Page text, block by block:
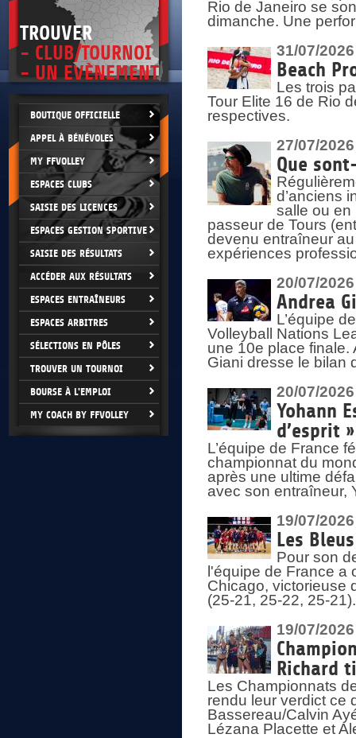
TROUVER
- CLUB/TOURNOI
- UN EVÈNEMENT
BOUTIQUE OFFICIELLE
APPEL À BÉNÉVOLES
MY FFVOLLEY
ESPACES CLUBS
SAISIE DES LICENCES
ESPACES GESTION SPORTIVE
SAISIE DES RÉSULTATS
ACCÉDER AUX RÉSULTATS
ESPACES ENTRAÎNEURS
ESPACES ARBITRES
SÉLECTIONS EN PÔLES
TROUVER UN TOURNOI
BOURSE À L'EMPLOI
MY COACH BY FFVOLLEY
Rio de Janeiro se
dimanche. Une
31/07/2026
Beach
Les trois
Tour Elite 16 de Rio
respectives.
27/07/2026
Que
d’anciens
salle ou en
passeur de Tours
devenu entraîneur
expériences
20/07/2026
Andrea
L’équipe
Volleyball Nations
une 10e place finale.
Giani dresse le bilan
20/07/2026
Yohann
d’esprit »
L’équipe de France
championnat du
après une ultime
avec son entraîneur,
19/07/2026
Les
Pour son
l'équipe de France a
Chicago, victorieuse
(25-21, 25-22, 25-
19/07/2026
Richard
Les Championnats
rendu leur verdict ce
Bassereau/Calvin
Lézana Placette et